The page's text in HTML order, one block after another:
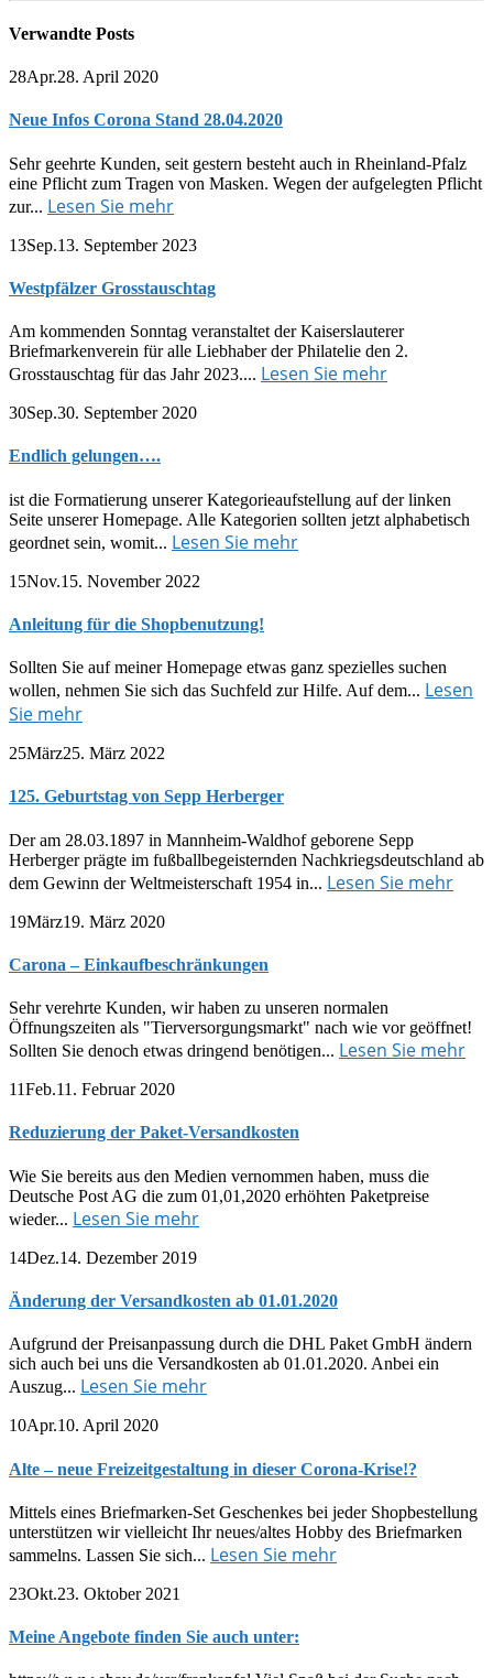
Verwandte Posts
28Apr.28. April 2020
Neue Infos Corona Stand 28.04.2020
Sehr geehrte Kunden, seit gestern besteht auch in Rheinland-Pfalz
eine Pflicht zum Tragen von Masken. Wegen der aufgelegten Pflicht
zur... Lesen Sie mehr
13Sep.13. September 2023
Westpfälzer Grosstauschtag
Am kommenden Sonntag veranstaltet der Kaiserslauterer
Briefmarkenverein für alle Liebhaber der Philatelie den 2.
Grosstauschtag für das Jahr 2023.... Lesen Sie mehr
30Sep.30. September 2020
Endlich gelungen….
ist die Formatierung unserer Kategorieaufstellung auf der linken
Seite unserer Homepage. Alle Kategorien sollten jetzt alphabetisch
geordnet sein, womit... Lesen Sie mehr
15Nov.15. November 2022
Anleitung für die Shopbenutzung!
Sollten Sie auf meiner Homepage etwas ganz spezielles suchen
wollen, nehmen Sie sich das Suchfeld zur Hilfe. Auf dem... Lesen
Sie mehr
25März25. März 2022
125. Geburtstag von Sepp Herberger
Der am 28.03.1897 in Mannheim-Waldhof geborene Sepp
Herberger prägte im fußballbegeisternden Nachkriegsdeutschland ab
dem Gewinn der Weltmeisterschaft 1954 in... Lesen Sie mehr
19März19. März 2020
Carona – Einkaufbeschränkungen
Sehr verehrte Kunden, wir haben zu unseren normalen
Öffnungszeiten als "Tierversorgungsmarkt" nach wie vor geöffnet!
Sollten Sie denoch etwas dringend benötigen... Lesen Sie mehr
11Feb.11. Februar 2020
Reduzierung der Paket-Versandkosten
Wie Sie bereits aus den Medien vernommen haben, muss die
Deutsche Post AG die zum 01,01,2020 erhöhten Paketpreise
wieder... Lesen Sie mehr
14Dez.14. Dezember 2019
Änderung der Versandkosten ab 01.01.2020
Aufgrund der Preisanpassung durch die DHL Paket GmbH ändern
sich auch bei uns die Versandkosten ab 01.01.2020. Anbei ein
Auszug... Lesen Sie mehr
10Apr.10. April 2020
Alte – neue Freizeitgestaltung in dieser Corona-Krise!?
Mittels eines Briefmarken-Set Geschenkes bei jeder Shopbestellung
unterstützen wir vielleicht Ihr neues/altes Hobby des Briefmarken
sammelns. Lassen Sie sich... Lesen Sie mehr
23Okt.23. Oktober 2021
Meine Angebote finden Sie auch unter: